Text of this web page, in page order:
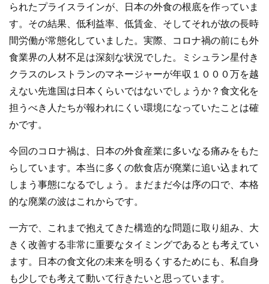
られたプライスラインが、日本の外食の根底を作っていま
す。その結果、低利益率、低賃金、そしてそれが故の長時
間労働が常態化していました。実際、コロナ禍の前にも外
食業界の人材不足は深刻な状況でした。ミシュラン星付き
クラスのレストランのマネージャーが年収１０００万を越
えない先進国は日本くらいではないでしょうか？食文化を
担うべき人たちが報われにくい環境になっていたことは確
かです。
今回のコロナ禍は、日本の外食産業に多いなる痛みをもた
らしています。本当に多くの飲食店が廃業に追い込まれて
しまう事態になるでしょう。まだまだ今は序の口で、本格
的な廃業の波はこれからです。
一方で、これまで抱えてきた構造的な問題に取り組み、大
きく改善する非常に重要なタイミングであるとも考えてい
ます。日本の食文化の未来を明るくするためにも、私自身
も少しでも考えて動いて行きたいと思っています。